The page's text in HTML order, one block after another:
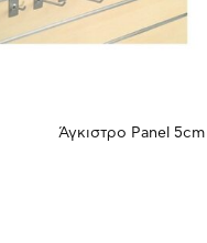
Άγκιστρο Panel 5cm